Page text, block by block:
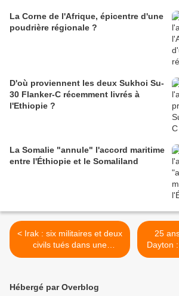
La Corne de l'Afrique, épicentre d'une
poudrière régionale ?
D'où proviennent les deux Sukhoi Su-
30 Flanker-C récemment livrés à
l'Ethiopie ?
La Somalie "annule" l'accord maritime
entre l'Éthiopie et le Somaliland
< Irak : six militaires et deux
civils tués dans une
embuscade tendue par des
25
Dayton
pour la
Hébergé par Overblog